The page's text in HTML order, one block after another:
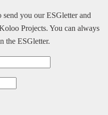
send you our ESGletter and
Projects. You can always
the ESGletter.